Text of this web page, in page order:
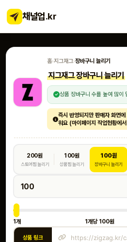
채널업.kr
홈›지그재그›장바구니 늘리기
지그재그 장바구니 늘리기
상품 장바구니 수를 높여 많이
즉시 반영되지만 판매자 화면
워요 (마이페이지 작업현황에
200원
스토어찜 늘리기
100원
상품찜 늘리기
100원
장바구니 늘리기
1개 1개당 100원
상품 링크